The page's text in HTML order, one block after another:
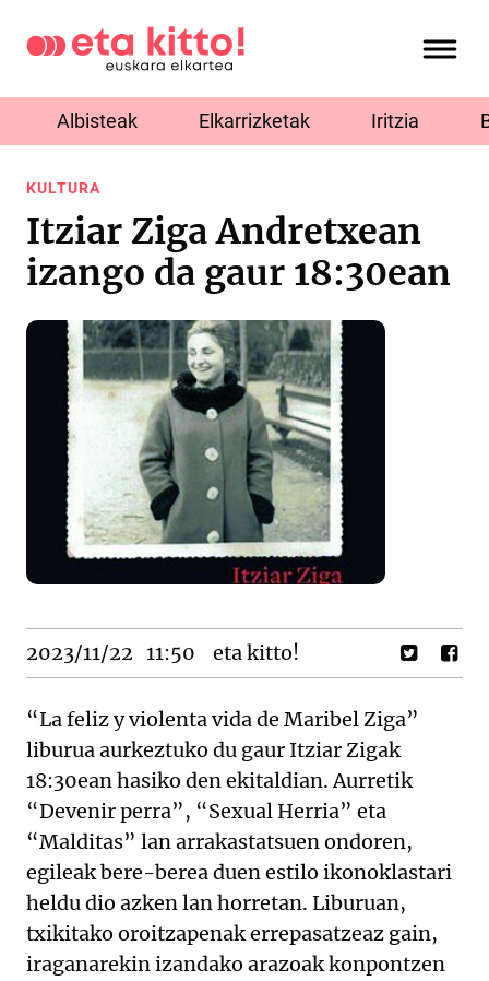
Albisteak Elkarrizketak Iritzia
KULTURA
Itziar Ziga Andretxean
izango da gaur 18:30ean
2023/11/22 11:50 eta kitto!
“La feliz y violenta vida de Maribel Ziga”
liburua aurkeztuko du gaur Itziar Zigak
18:30ean hasiko den ekitaldian. Aurretik
“Devenir perra”, “Sexual Herria” eta
“Malditas” lan arrakastatsuen ondoren,
egileak bere-berea duen estilo ikonoklastari
heldu dio azken lan horretan. Liburuan,
txikitako oroitzapenak errepasatzeaz gain,
iraganarekin izandako arazoak konpontzen